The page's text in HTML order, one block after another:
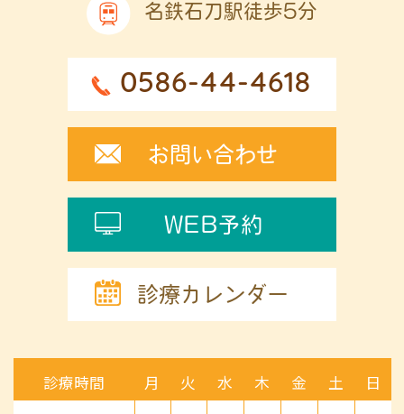
名鉄石刀駅徒歩5分
0586-44-4618
お問い合わせ
WEB予約
診療カレンダー
診療時間 月 火 水 木 金 土 日